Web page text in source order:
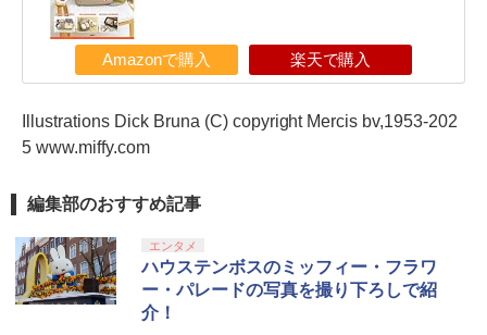
Amazonで購入 楽天で購入
Illustrations Dick Bruna (C) copyright Mercis bv,1953-202
5 www.miffy.com
編集部のおすすめ記事
エンタメ
ハウステンボスのミッフィー・フラワ
ー・パレードの写真を撮り下ろしで紹
介！